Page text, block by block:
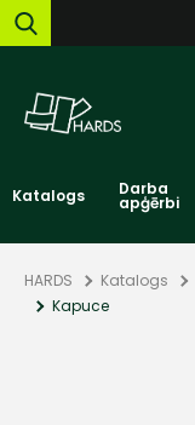
Katalogs Darba
apģērbi
HARDS Katalogs
Kapuce